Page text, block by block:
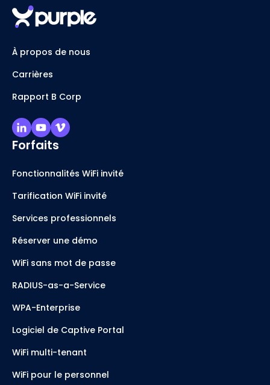
À propos de nous
Carrières
Rapport B Corp
Forfaits
Fonctionnalités WiFi invité
Tarification WiFi invité
Services professionnels
Réserver une démo
WiFi sans mot de passe
RADIUS-as-a-Service
WPA-Enterprise
Logiciel de Captive Portal
WiFi multi-tenant
WiFi pour le personnel